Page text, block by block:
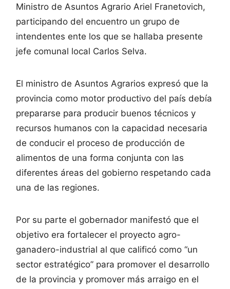
Ministro de Asuntos Agrario Ariel Franetovich,
participando del encuentro un grupo de
intendentes ente los que se hallaba presente
jefe comunal local Carlos Selva.
El ministro de Asuntos Agrarios expresó que la
provincia como motor productivo del país debía
prepararse para producir buenos técnicos y
recursos humanos con la capacidad necesaria
de conducir el proceso de producción de
alimentos de una forma conjunta con las
diferentes áreas del gobierno respetando cada
una de las regiones.
Por su parte el gobernador manifestó que el
objetivo era fortalecer el proyecto agro-
ganadero-industrial al que calificó como “un
sector estratégico” para promover el desarrollo
de la provincia y promover más arraigo en el